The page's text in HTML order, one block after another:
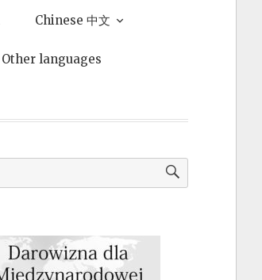
Chinese 中文
Other languages